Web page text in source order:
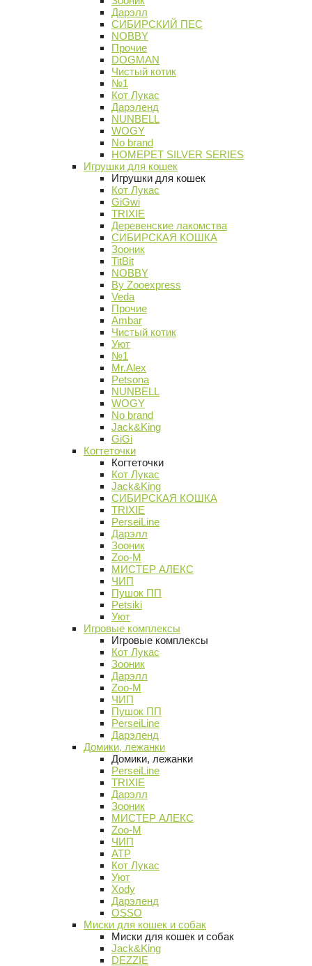
Дарэлл
СИБИРСКИЙ ПЕС
NOBBY
Прочие
DOGMAN
Чистый котик
№1
Кот Лукас
Дарэленд
NUNBELL
WOGY
No brand
HOMEPET SILVER SERIES
Игрушки для кошек
Игрушки для кошек
Кот Лукас
GiGwi
TRIXIE
Деревенские лакомства
СИБИРСКАЯ КОШКА
Зооник
TitBit
NOBBY
By Zooexpress
Veda
Прочие
Ambar
Чистый котик
Уют
№1
Mr.Alex
Petsona
NUNBELL
WOGY
No brand
Jack&King
GiGi
Когтеточки
Когтеточки
Кот Лукас
Jack&King
СИБИРСКАЯ КОШКА
TRIXIE
PerseiLine
Дарэлл
Зооник
Zoo-M
МИСТЕР АЛЕКС
ЧИП
Пушок ПП
Petsiki
Уют
Игровые комплексы
Игровые комплексы
Кот Лукас
Зооник
Дарэлл
Zoo-M
ЧИП
Пушок ПП
PerseiLine
Дарэленд
Домики, лежанки
Домики, лежанки
PerseiLine
TRIXIE
Дарэлл
Зооник
МИСТЕР АЛЕКС
Zoo-M
ЧИП
АТР
Кот Лукас
Уют
Xody
Дарэленд
OSSO
Миски для кошек и собак
Миски для кошек и собак
Jack&King
DEZZIE